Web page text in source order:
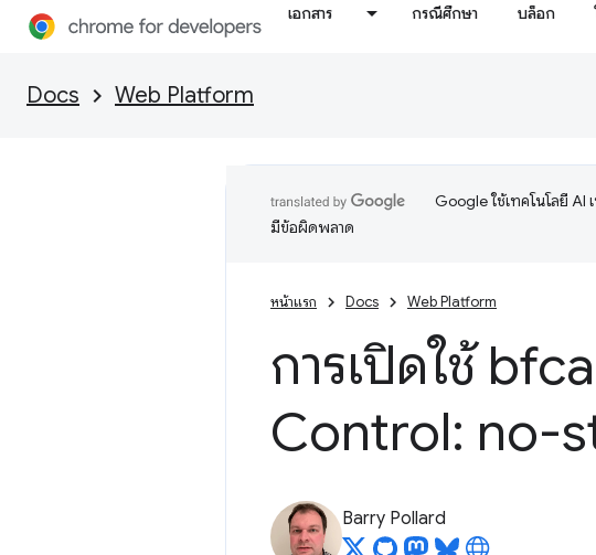
เอกสาร กรณีศึกษา บล็อก
Docs Web Platform
Google ใช้เทคโนโลยี
มีข้อผิดพลาด
หน้าแรก Docs Web Platform
การเปิดใช้
Control: no-
Barry Pollard